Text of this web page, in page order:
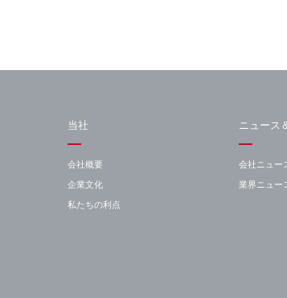
当社
会社概要
企業文化
私たちの利点
ニュース
会社ニュー
業界ニュー